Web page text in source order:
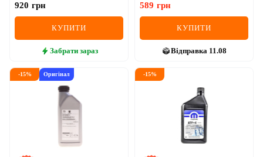
SUZUKI
TESLA
TOYOTA
920 грн
КУПИТИ
Забрати зараз
589 грн
КУПИТИ
Відправка 11.08
-15% Оригінал -15%